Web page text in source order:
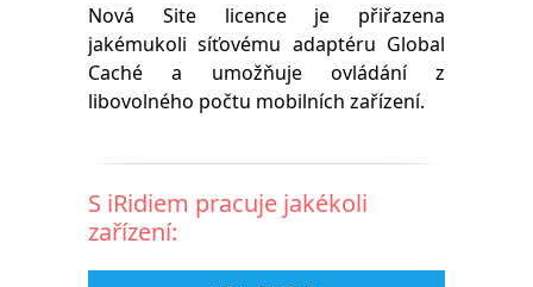
Nová Site licence je přiřazena
jakémukoli síťovému adaptéru Global
Caché a umožňuje ovládání z
libovolného počtu mobilních zařízení.
S iRidiem pracuje jakékoli
zařízení: